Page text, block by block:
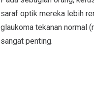
saraf optik mereka lebih
glaukoma tekanan normal
sangat penting.